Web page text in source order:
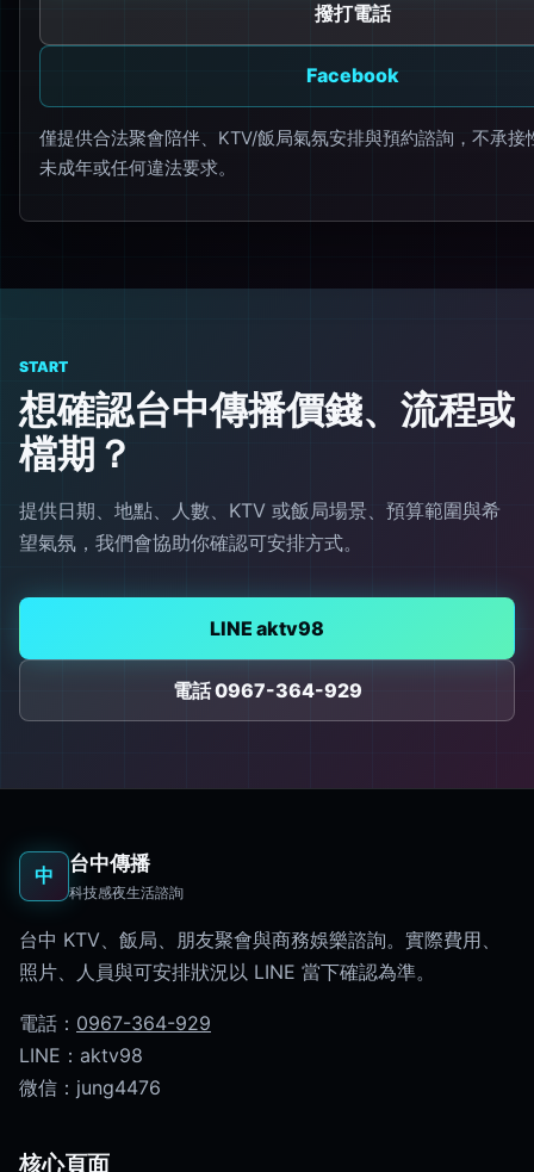
撥打電話
Facebook
僅提供合法聚會陪伴、KTV/飯局氣氛安排與預約諮詢，不承接
未成年或任何違法要求。
START
想確認台中傳播價錢、流程或
檔期？
提供日期、地點、人數、KTV 或飯局場景、預算範圍與希
望氣氛，我們會協助你確認可安排方式。
LINE aktv98
電話 0967-364-929
中 台中傳播
科技感夜生活諮詢
台中 KTV、飯局、朋友聚會與商務娛樂諮詢。實際費用、
照片、人員與可安排狀況以 LINE 當下確認為準。
電話： 0967-364-929
LINE：aktv98
微信：jung4476
核心頁面